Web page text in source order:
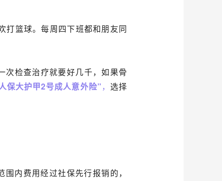
打篮球。每周四下班都和朋友同
次检查治疗就要好几千，如果骨
保大护甲2号成人意外险” ， 选择
内费用经过社保先行报销的，